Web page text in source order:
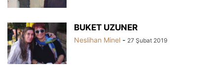
BUKET UZUNER
Neslihan Minel - 27 Şubat 2019